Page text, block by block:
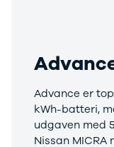
Advance er
kWh-batteri,
udgaven med
Nissan